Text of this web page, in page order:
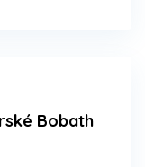
Bobath